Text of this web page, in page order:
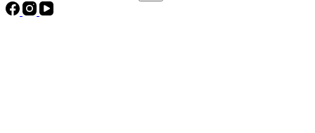
Keine
Ergebnisse